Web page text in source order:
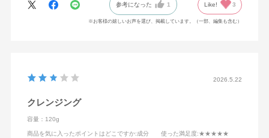
洗い上がりはしっとり。リピートします！
参考になった 1 Like! 3
※お客様の嬉しいお声を選び、掲載しています。（一部、編集も含む）
2026.5.22
クレンジング
容量：120g
商品を気に入ったポイントはどこですか:成分 使った満足度:★★★★★